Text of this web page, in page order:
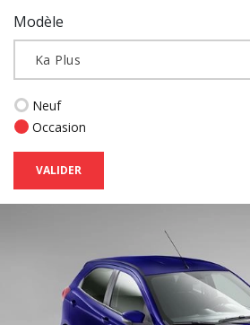
Modèle
Ka Plus
Neuf
Occasion
VALIDER